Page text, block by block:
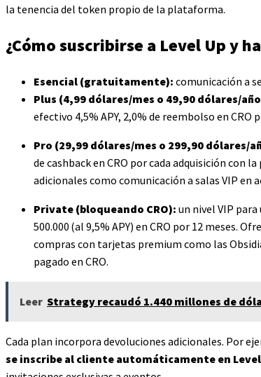
la tenencia del token propio de la plataforma.
¿Cómo suscribirse a Level Up y
Esencial (gratuitamente): comunicación a
Plus (4,99 dólares/mes o 49,90 dólares/
efectivo 4,5% APY, 2,0% de reembolso en
Pro (29,99 dólares/mes o 299,90 dólares/
de cashback en CRO por cada adquisición con
adicionales como comunicación a salas VIP en
Private (bloqueando CRO): un nivel VIP
500.000 (al 9,5% APY) en CRO por 12 meses.
compras con tarjetas premium como las
pagado en CRO.
Leer Strategy recaudó 1.440 millones de
Cada plan incorpora devoluciones adicionales. Por
se inscribe al cliente automáticamente en Level